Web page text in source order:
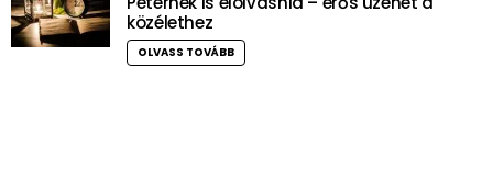
közélethez
OLVASS TOVÁBB